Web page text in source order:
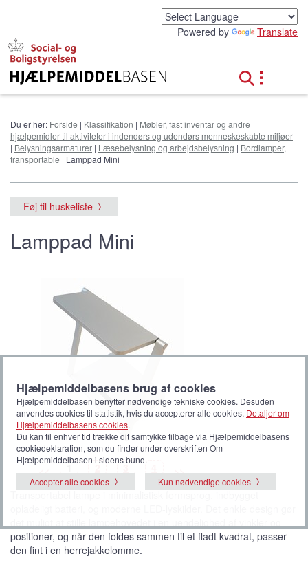
Powered by Translate
Du er her: Forside | Klassifikation | Møbler, fast inventar og andre
hjælpemidler til aktiviteter i indendørs og udendørs menneskeskabte miljøer
| Belysningsarmaturer | Læsebelysning og arbejdsbelysning | Bordlamper,
transportable | Lamppad Mini
Føj til huskeliste
Lamppad Mini
<< >>
B
i
l
l
1(
V
i
s
l
e
d
e
)
B
i
l
l
2 B
i
l
3 i
l
Transportabel lampe i minimalistisk formsprog, indbygget
positioner, og når den foldes sammen til et fladt kvadrat, passer
den fint i en herrejakkelomme.
Hjælpemiddelbasens brug af cookies
Hjælpemiddelbasen benytter nødvendige tekniske cookies. Desuden
anvendes cookies til statistik, hvis du accepterer alle cookies. Detaljer om
Hjælpemiddelbasens cookies.
Du kan til enhver tid trække dit samtykke tilbage via Hjælpemiddelbasens
cookiedeklaration, som du finder under overskriften Om
Hjælpemiddelbasen i sidens bund.
Accepter alle cookies
Kun nødvendige cookies